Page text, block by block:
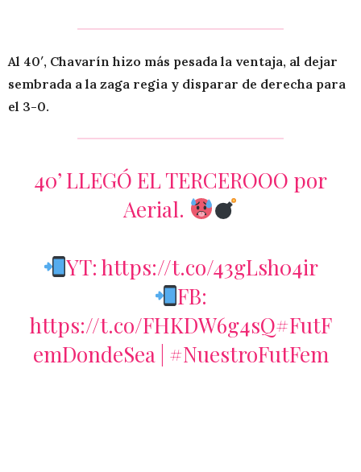
Al 40′, Chavarín hizo más pesada la ventaja, al dejar
sembrada a la zaga regia y disparar de derecha para
el 3-0.
40’ LLEGÓ EL TERCEROOO por
Aerial.
YT:https://t.co/43gLsh04ir
FB:
https://t.co/FHKDW6g4sQ#FutF
emDondeSea| #NuestroFutFem